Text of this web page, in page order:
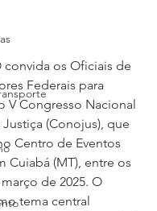
convida os Oficiais de
Federais para
V Congresso Nacional
(Conojus), que
Centro de Eventos
Cuiabá (MT), entre os
de 2025. O
tema central